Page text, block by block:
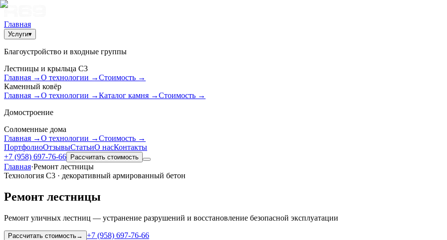
Главная
Услуги▾
Благоустройство и входные группы
Лестницы и крыльца С3
Главная →О технологии →Стоимость →
Каменный ковёр
Главная →О технологии →Каталог камня →Стоимость →
Домостроение
Соломенные дома
Главная →О технологии →Стоимость →
ПортфолиоОтзывыСтатьиО насКонтакты
+7 (958) 697-76-66
Рассчитать стоимость
Главная·Ремонт лестницы
Технология С3 · декоративный армированный бетон
Ремонт лестницы
Ремонт уличных лестниц — устранение разрушений и восстановление безопасной эксплуатации
Рассчитать стоимость→
+7 (958) 697-76-66